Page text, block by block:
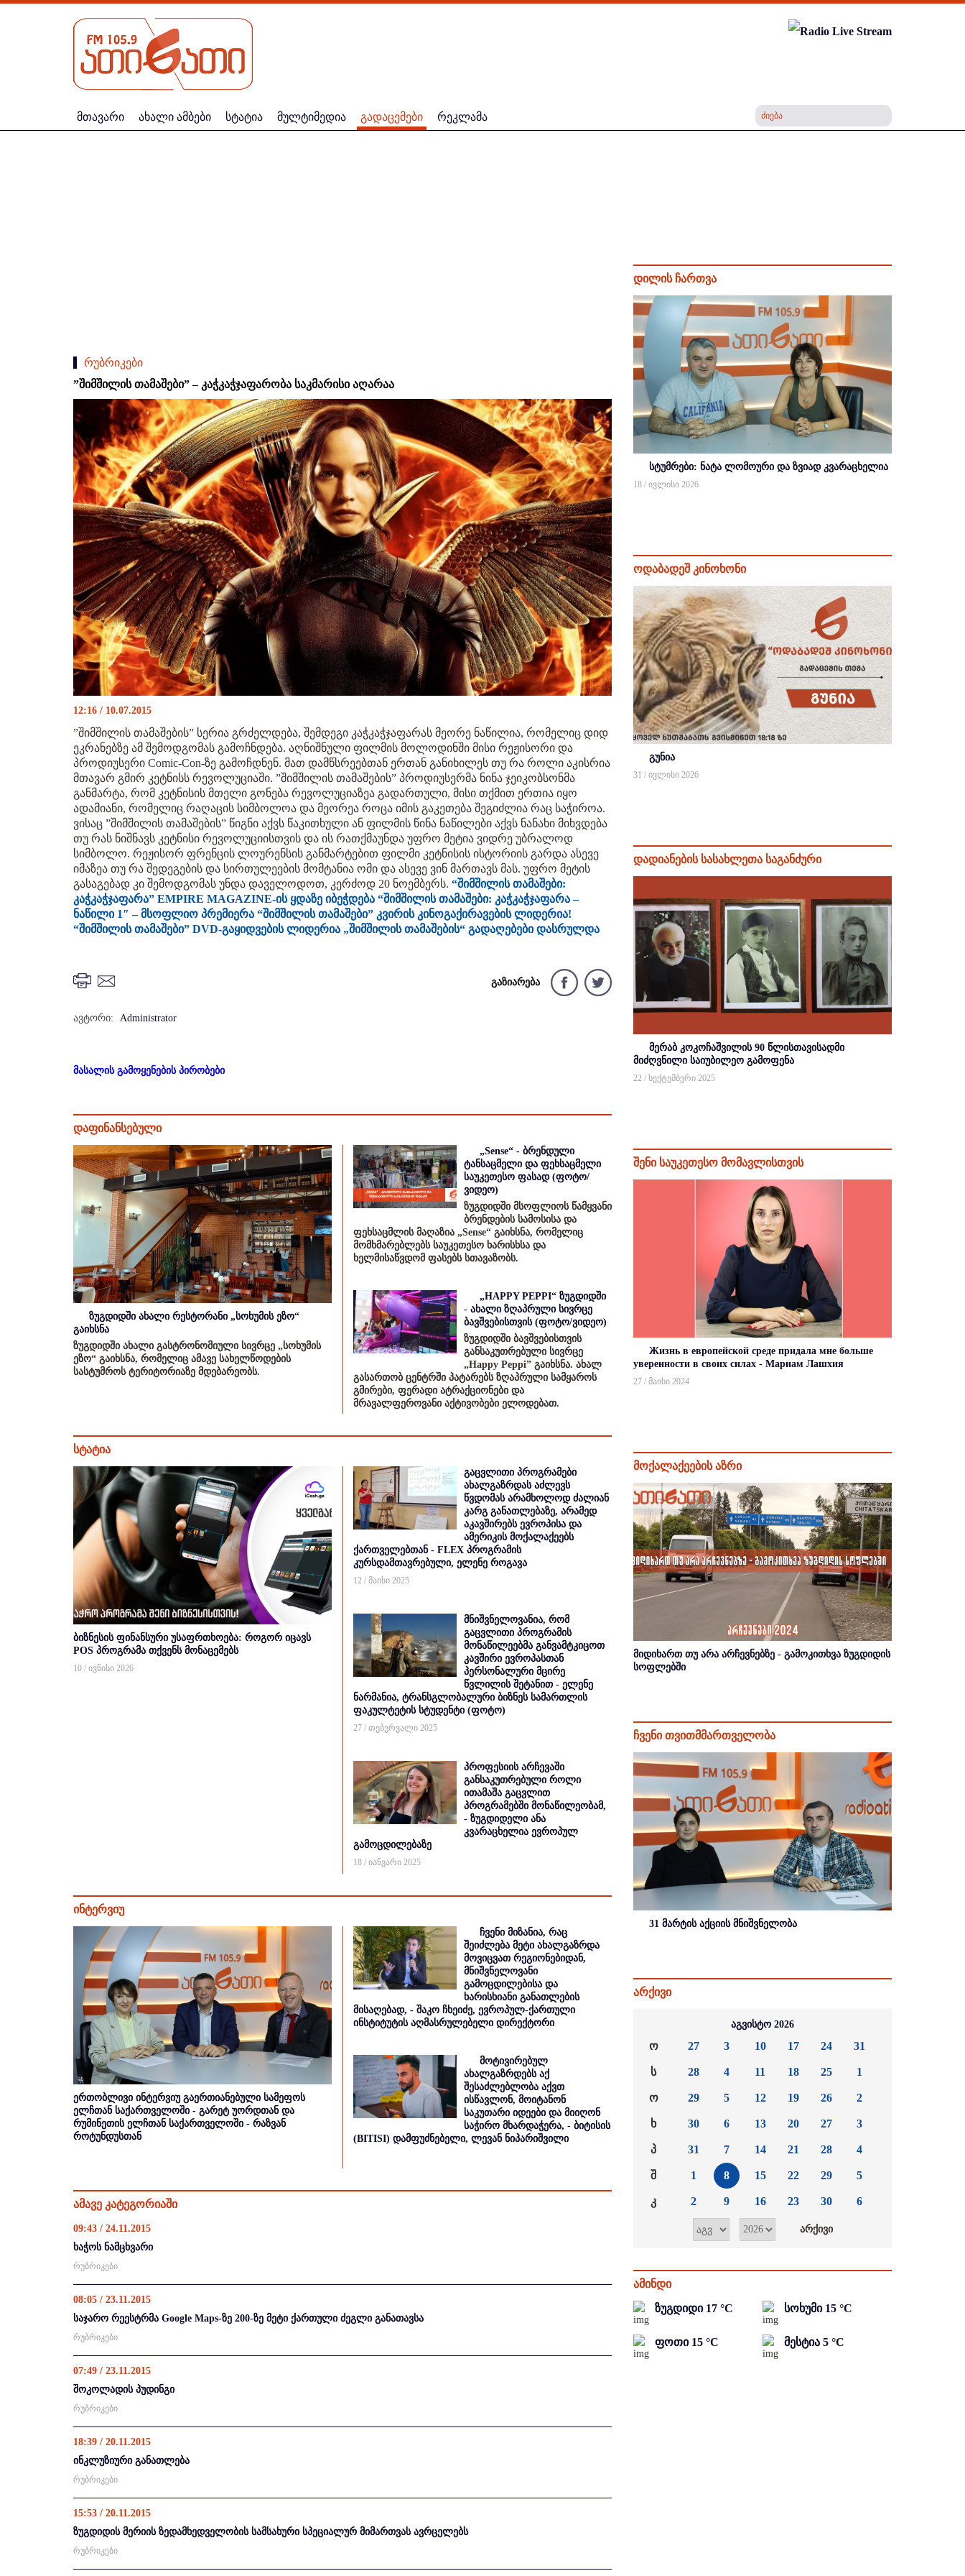
მთავარი ახალი ამბები სტატია მულტიმედია გადაცემები რეკლამა
რუბრიკები
”შიმშილის თამაშები” – კაჭკაჭჯაფარობა საკმარისი აღარაა
12:16 / 10.07.2015
”შიმშილის თამაშების” სერია გრძელდება, შემდეგი კაჭკაჭჯაფარას მეორე ნაწილია, რომელიც დიდ
ეკრანებზე ამ შემოდგომას გამოჩნდება. აღნიშნული ფილმის მოლოდინში მისი რეჟისორი და
პროდიუსერი Comic-Con-ზე გამოჩდნენ. მათ დამწსრეებთან ერთან განიხილეს თუ რა როლი აკისრია
მთავარ გმირ კეტნისს რევოლუციაში. ”შიმშილის თამაშების” პროდიუსერმა ნინა ჯეიკობსონმა
განმარტა, რომ კეტნისის მთელი გონება რევოლუციაზეა გადართული, მისი თქმით ერთია იყო
ადამიანი, რომელიც რაღაცის სიმბოლოა და მეორეა როცა იმის გაკეთება შეგიძლია რაც საჭიროა.
ვისაც ”შიმშილის თამაშების” წიგნი აქვს წაკითხული ან ფილმის წინა ნაწილები აქვს ნანახი მიხვდება
თუ რას ნიშნავს კეტნისი რევოლუციისთვის და ის რათქმაუნდა უფრო მეტია ვიდრე უბრალოდ
სიმბოლო. რეჟისორ ფრენცის ლოურენსის განმარტებით ფილმი კეტნისის ისტორიის გარდა ასევე
იმაზეა თუ რა შედეგების და სირთულეების მომტანია ომი და ასევე ვინ მართავს მას. უფრო მეტის
გასაგებად კი შემოდგომას უნდა დაველოდოთ, კერძოდ 20 ნოემბერს. “შიმშილის თამაშები:
კაჭკაჭჯაფარა” EMPIRE MAGAZINE-ის ყდაზე იბეჭდება “შიმშილის თამაშები: კაჭკაჭჯაფარა –
ნაწილი 1″ – მსოფლიო პრემიერა “შიმშილის თამაშები” კვირის კინოგაქირავების ლიდერია!
“შიმშილის თამაშები” DVD-გაყიდვების ლიდერია „შიმშილის თამაშების“ გადაღებები დასრულდა
გაზიარება
ავტორი: Administrator
მასალის გამოყენების პირობები
დაფინანსებული
ზუგდიდში ახალი რესტორანი „სოხუმის ეზო“
გაიხსნა
ზუგდიდში ახალი გასტრონომიული სივრცე „სოხუმის
ეზო“ გაიხსნა, რომელიც ამავე სახელწოდების
სასტუმროს ტერიტორიაზე მდებარეობს.
„Sense“ - ბრენდული
ტანსაცმელი და ფეხსაცმელი
საუკეთესო ფასად (ფოტო/
ვიდეო)
ზუგდიდში მსოფლიოს წამყვანი
ბრენდების სამოსისა და
ფეხსაცმლის მაღაზია „Sense“ გაიხსნა, რომელიც
მომხმარებლებს საუკეთესო ხარისხსა და
ხელმისაწვდომ ფასებს სთავაზობს.
„HAPPY PEPPI“ ზუგდიდში
- ახალი ზღაპრული სივრცე
ბავშვებისთვის (ფოტო/ვიდეო)
ზუგდიდში ბავშვებისთვის
განსაკუთრებული სივრცე
„Happy Peppi” გაიხსნა. ახალ
გასართობ ცენტრში პატარებს ზღაპრული სამყაროს
გმირები, ფერადი ატრაქციონები და
მრავალფეროვანი აქტივობები ელოდებათ.
სტატია
ბიზნესის ფინანსური უსაფრთხოება: როგორ იცავს
POS პროგრამა თქვენს მონაცემებს
10 / ივნისი 2026
გაცვლითი პროგრამები
ახალგაზრდას აძლევს
წვდომას არამხოლოდ ძალიან
კარგ განათლებაზე, არამედ
აკავშირებს ევროპისა და
ამერიკის მოქალაქეებს
ქართველებთან - FLEX პროგრამის
კურსდამთავრებული, ელენე როგავა
12 / მაისი 2025
მნიშვნელოვანია, რომ
გაცვლითი პროგრამის
მონაწილეებმა განვამტკიცოთ
კავშირი ევროპასთან
პერსონალური მცირე
წვლილის შეტანით - ელენე
ნარმანია, ტრანსგლობალური ბიზნეს სამართლის
ფაკულტეტის სტუდენტი (ფოტო)
27 / თებერვალი 2025
პროფესიის არჩევაში
განსაკუთრებული როლი
ითამაშა გაცვლით
პროგრამებში მონაწილეობამ,
- ზუგდიდელი ანა
კვარაცხელია ევროპულ
გამოცდილებაზე
18 / იანვარი 2025
ინტერვიუ
ერთობლივი ინტერვიუ გაერთიანებული სამეფოს
ელჩთან საქართველოში - გარეტ უორდთან და
რუმინეთის ელჩთან საქართველოში - რაზვან
როტუნდუსთან
ჩვენი მიზანია, რაც
შეიძლება მეტი ახალგაზრდა
მოვიცვათ რეგიონებიდან,
მნიშვნელოვანი
გამოცდილებისა და
ხარისხიანი განათლების
მისაღებად, - შაკო ჩხეიძე, ევროპულ-ქართული
ინსტიტუტის აღმასრულებელი დირექტორი
მოტივირებულ
ახალგაზრდებს აქ
შესაძლებლობა აქვთ
ისწავლონ, მოიტანონ
საკუთარი იდეები და მიიღონ
საჭირო მხარდაჭერა, - ბიტისის
(BITISI) დამფუძნებელი, ლევან ნიპარიშვილი
ამავე კატეგორიაში
09:43 / 24.11.2015
ხაჭოს ნამცხვარი
რუბრიკები
08:05 / 23.11.2015
საჯარო რეესტრმა Google Maps-ზე 200-ზე მეტი ქართული ძეგლი განათავსა
რუბრიკები
07:49 / 23.11.2015
შოკოლადის პუდინგი
რუბრიკები
18:39 / 20.11.2015
ინკლუზიური განათლება
რუბრიკები
15:53 / 20.11.2015
ზუგდიდის მერიის ზედამხედველობის სამსახური სპეციალურ მიმართვას ავრცელებს
რუბრიკები
დილის ჩართვა
სტუმრები: ნატა ლომოური და ზვიად კვარაცხელია
18 / ივლისი 2026
ოდაბადეშ კინოხონი
გუნია
31 / ივლისი 2026
დადიანების სასახლეთა საგანძური
მერაბ კოკოჩაშვილის 90 წლისთავისადმი
მიძღვნილი საიუბილეო გამოფენა
22 / სექტემბერი 2025
შენი საუკეთესო მომავლისთვის
Жизнь в европейской среде придала мне больше
уверенности в своих силах - Мариам Лашхия
27 / მაისი 2024
მოქალაქეების აზრი
მიდიხართ თუ არა არჩევნებზე - გამოკითხვა ზუგდიდის
სოფლებში
ჩვენი თვითმმართველობა
31 მარტის აქციის მნიშვნელობა
არქივი
აგვისტო 2026
ო
ს
ო
ხ
პ
შ
კ
27
28
29
30
31
1
2
3
4
5
6
7
8
9
10
11
12
13
14
15
16
17
18
19
20
21
22
23
24
25
26
27
28
29
30
31
1
2
3
4
5
6
ამინდი
ზუგდიდი 17 °C სოხუმი 15 °C
ფოთი 15 °C მესტია 5 °C